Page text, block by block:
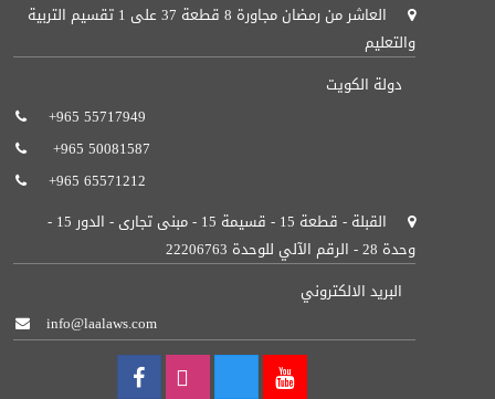
العاشر من رمضان مجاورة 8 قطعة 37 على 1 تقسيم التربية
والتعليم
دولة الكويت
+965 55717949‬ ‬
+965 50081587‬‬ ‬
+965 65571212‬‬‬
القبلة - قطعة 15 - قسيمة 15 - مبنى تجارى - الدور 15 -
وحدة 28 - الرقم الآلي للوحدة 22206763
البريد الالكتروني
info@laalaws.com